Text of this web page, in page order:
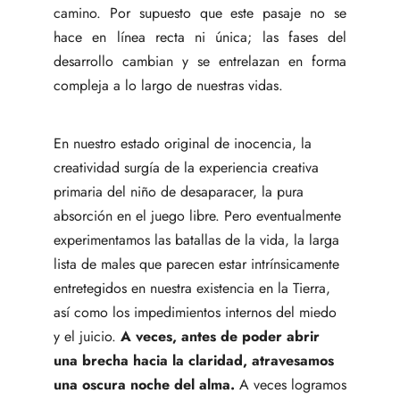
camino. Por supuesto que este pasaje no se
hace en línea recta ni única; las fases del
desarrollo cambian y se entrelazan en forma
compleja a lo largo de nuestras vidas.
En nuestro estado original de inocencia, la
creatividad surgía de la experiencia creativa
primaria del niño de desaparacer, la pura
absorción en el juego libre. Pero eventualmente
experimentamos las batallas de la vida, la larga
lista de males que parecen estar intrínsicamente
entretegidos en nuestra existencia en la Tierra,
así como los impedimientos internos del miedo
y el juicio. A veces, antes de poder abrir
una brecha hacia la claridad, atravesamos
una oscura noche del alma. A veces logramos